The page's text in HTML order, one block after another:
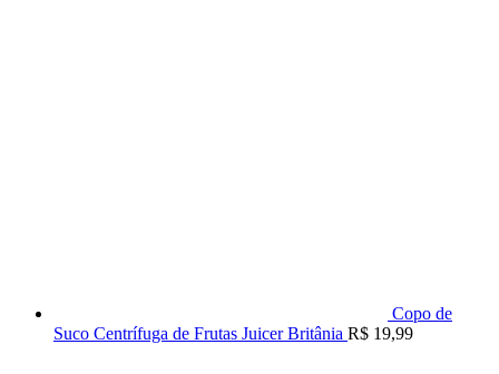
Copo de
Suco Centrífuga de Frutas Juicer Britânia R$ 19,99